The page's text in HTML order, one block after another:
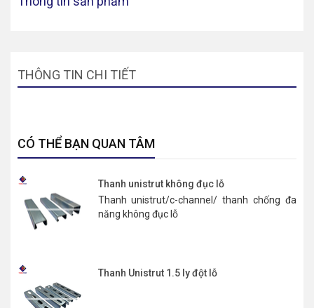
THÔNG TIN CHI TIẾT
CÓ THỂ BẠN QUAN TÂM
Thanh unistrut không đục lỗ
Thanh unistrut/c-channel/ thanh chống đa
năng không đục lỗ
Thanh Unistrut 1.5 ly đột lỗ